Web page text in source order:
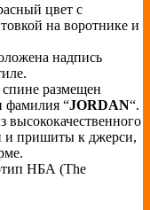
цвет с
на воротнике и
надпись
размещен
фамилия “JORDAN“.
и пришиты к джерси,
НБА (The